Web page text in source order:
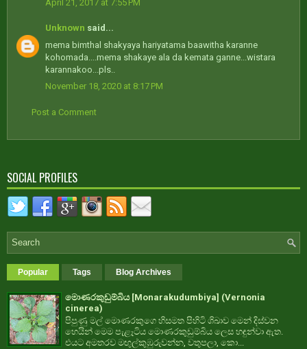
April 21, 2017 at 7:55 PM
Unknown said...
mema bimthal shakyaya hariyatama baawitha karanne
kohomada....mema shakaye ala da kemata ganne...wistara
karannakoo...pls..
November 18, 2020 at 8:17 PM
Post a Comment
SOCIAL PROFILES
Popular Tags Blog Archives
මොණරකුඩුම්බිය [Monarakudumbiya] (Vernonia
cinerea)
පිපුණු මල් මොණරකුගෙ හිසමත පිහිටි ශිඛාව මෙන් දිස්වන
හෙයින් මෙම පැළෑටිය මොණරකුඩුම්බිය ලෙස හඳුන්වා ඇත.
එයට අමතරව මඟුල්කුඹුරුවන්න, වතුපලා, කො...